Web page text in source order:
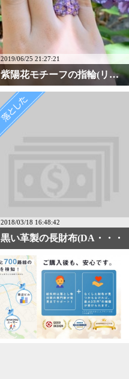
2019/06/25 21:27:21
紫陽花モチーフの指輪(リング)
2018/03/18 16:48:42
黒い革製の長財布(DA・・・